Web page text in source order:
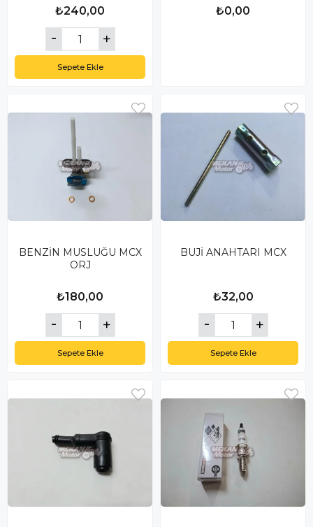
₺240,00
Sepete Ekle
₺0,00
BENZİN MUSLUĞU MCX
ORJ
₺180,00
Sepete Ekle
BUJİ ANAHTARI MCX
₺32,00
Sepete Ekle